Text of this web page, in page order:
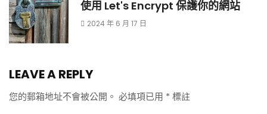
使用 Let's Encrypt 保護你的網站
2024 年 6 月 17 日
LEAVE A REPLY
您的郵箱地址不會被公開。 必填項已用 * 標註